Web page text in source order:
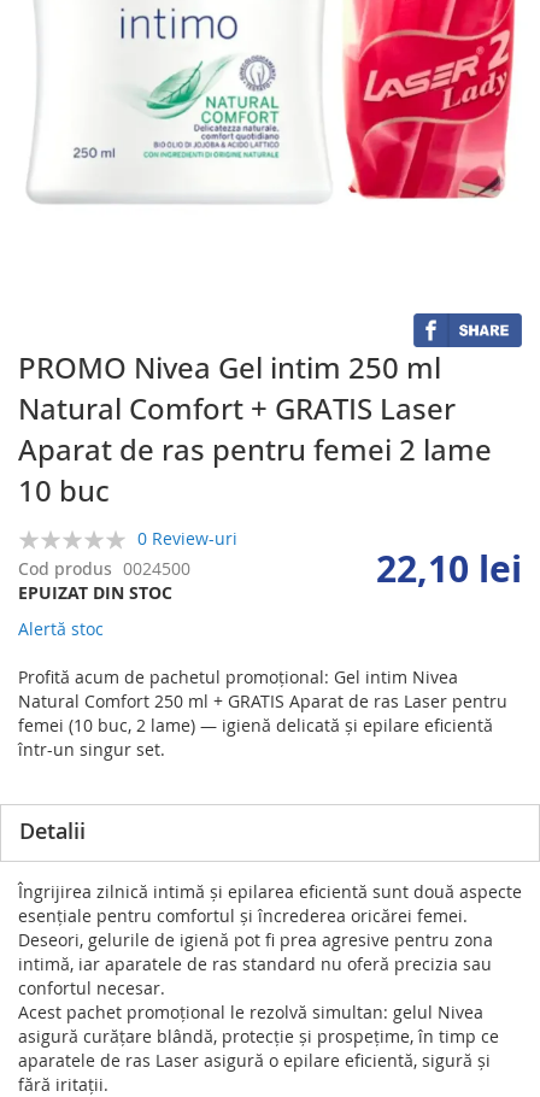
PROMO Nivea Gel intim 250 ml
Natural Comfort + GRATIS Laser
Aparat de ras pentru femei 2 lame
10 buc
0%
0 Review-uri
EPUIZAT DIN STOC
Cod produs 0024500 22,10 lei
Alertă stoc
Profită acum de pachetul promoțional: Gel intim Nivea
Natural Comfort 250 ml + GRATIS Aparat de ras Laser pentru
femei (10 buc, 2 lame) — igienă delicată și epilare eficientă
într-un singur set.
the
images
gallery
Detalii
Îngrijirea zilnică intimă și epilarea eficientă sunt două aspecte
esenţiale pentru comfortul și încrederea oricărei femei.
Deseori, gelurile de igienă pot fi prea agresive pentru zona
intimă, iar aparatele de ras standard nu oferă precizia sau
confortul necesar.
Acest pachet promoțional le rezolvă simultan: gelul Nivea
asigură curăţare blândă, protecţie şi prospețime, în timp ce
aparatele de ras Laser asigură o epilare eficientă, sigură şi
fără iritaţii.